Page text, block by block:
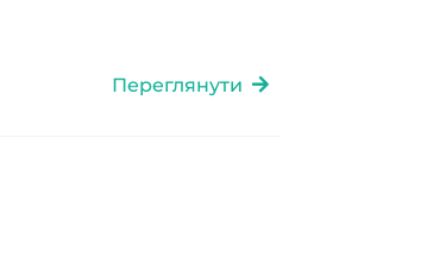
Переглянути